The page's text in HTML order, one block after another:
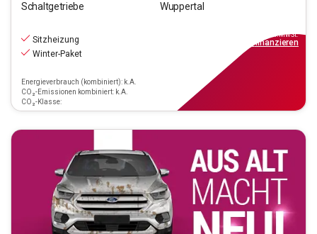
Schaltgetriebe
Wuppertal
Sitzheizung
Winter-Paket
Energieverbrauch (kombiniert): k.A.
CO₂-Emissionen kombiniert: k.A.
CO₂-Klasse:
inkl.MwSt.
finanzieren